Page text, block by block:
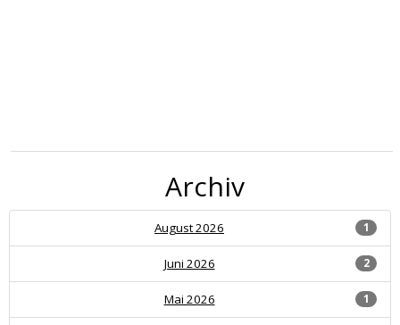
Archiv
1
August 2026
2
Juni 2026
1
Mai 2026